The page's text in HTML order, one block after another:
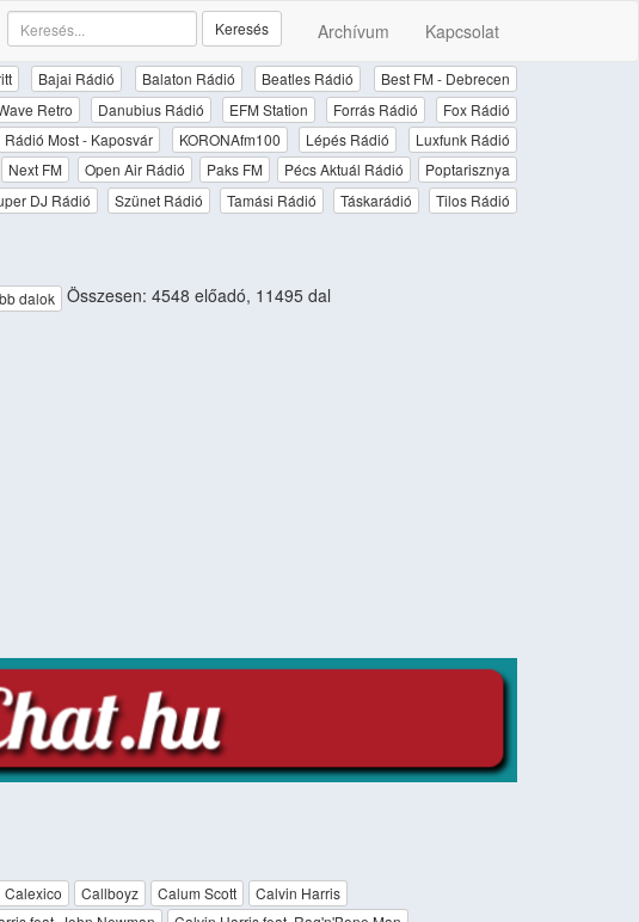
Archívum Kapcsolat
Keresés
Bajai Rádió Balaton Rádió Beatles Rádió
Best FM - Debrecen
Retro Danubius Rádió EFM Station Forrás Rádió
Fox Rádió
Rádió Most - Kaposvár KORONAfm100 Lépés Rádió
Luxfunk Rádió
Next FM Open Air Rádió Paks FM Pécs Aktuál Rádió
Poptarisznya
DJ Rádió Szünet Rádió Tamási Rádió Táskarádió
Tilos Rádió
dalok Összesen: 4548 előadó, 11495 dal
Calexico Callboyz Calum Scott
Calvin Harris